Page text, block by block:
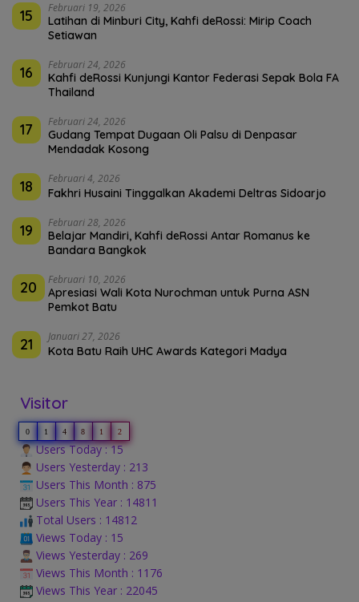
15 Februari 19, 2026
Latihan di Minburi City, Kahfi deRossi: Mirip Coach
Setiawan
16 Februari 24, 2026
Kahfi deRossi Kunjungi Kantor Federasi Sepak Bola FA
Thailand
17 Februari 24, 2026
Gudang Tempat Dugaan Oli Palsu di Denpasar
Mendadak Kosong
18 Februari 4, 2026
Fakhri Husaini Tinggalkan Akademi Deltras Sidoarjo
19 Februari 28, 2026
Belajar Mandiri, Kahfi deRossi Antar Romanus ke
Bandara Bangkok
20 Februari 10, 2026
Apresiasi Wali Kota Nurochman untuk Purna ASN
Pemkot Batu
21 Januari 27, 2026
Kota Batu Raih UHC Awards Kategori Madya
Visitor
0 1 4 8 1 2
Users Today : 15
Users Yesterday : 213
Users This Month : 875
Users This Year : 14811
Total Users : 14812
Views Today : 15
Views Yesterday : 269
Views This Month : 1176
Views This Year : 22045